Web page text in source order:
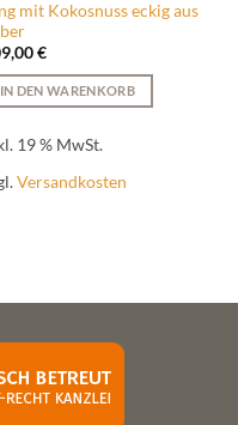
mit Kokosnuss eckig aus
€
IN DEN WARENKORB
19 % MwSt.
Versandkosten